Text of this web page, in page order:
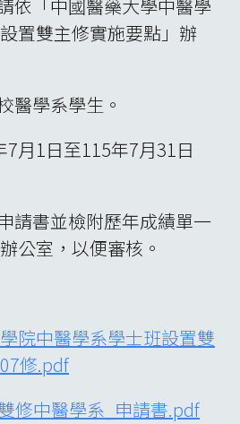
依「中國醫藥大學中醫學
置雙主修實施要點」辦
醫學系學生。
月1日至115年7月31日
請書並檢附歷年成績單一
公室，以便審核。
院中醫學系學士班設置雙
修.pdf
修中醫學系_申請書.pdf